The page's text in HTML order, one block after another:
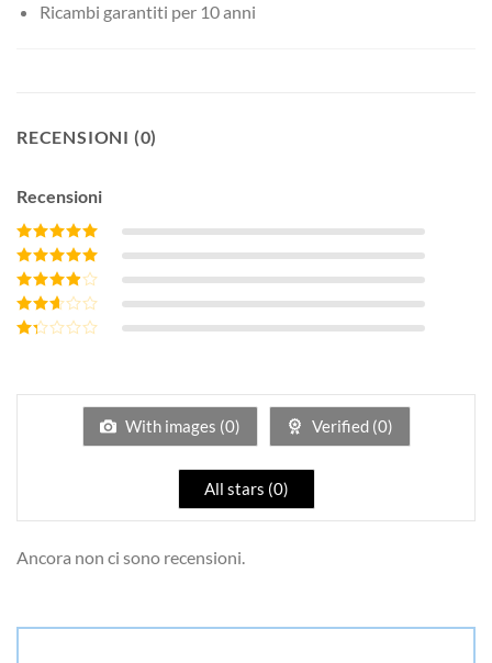
Ricambi garantiti per 10 anni
RECENSIONI (0)
Recensioni
Valutato5su 5
Valutato4
su 5
Valutato
3su 5
Valutato
5
With images (0) Verified (0)
All stars (0)
Ancora non ci sono recensioni.